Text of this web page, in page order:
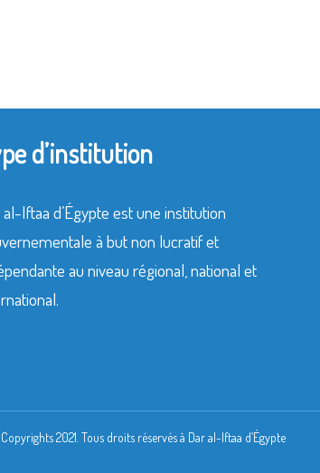
d’institution
al-Iftaa d’Égypte est une institution
à but non lucratif et
au niveau régional, national et
2021. Tous droits réservés à Dar al-Iftaa d’Égypte